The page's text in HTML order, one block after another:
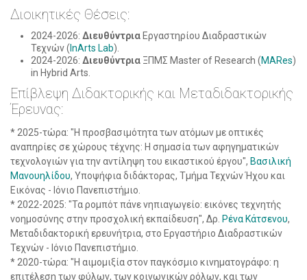
Διοικητικές Θέσεις:
2024-2026: Διευθύντρια Εργαστηρίου Διαδραστικών
Τεχνών ( InArts Lab).
2024-2026: Διευθύντρια ΞΠΜΣ Master of Research (MARes)
in Hybrid Arts.
Επίβλεψη Διδακτορικής και Μεταδιδακτορικής
Έρευνας:
* 2025-τώρα: "Η προσβασιμότητα των ατόμων με οπτικές
αναπηρίες σε χώρους τέχνης: Η σημασία των αφηγηματικών
τεχνολογιών για την αντίληψη του εικαστικού έργου", Βασιλική
Μανουηλίδου, Υποψήφια διδάκτορας, Τμήμα Τεχνών Ήχου και
Εικόνας - Ιόνιο Πανεπιστήμιο.
* 2022-2025: "Τα ρομπότ πάνε νηπιαγωγείο: εικόνες τεχνητής
νοημοσύνης στην προσχολική εκπαίδευση", Δρ. Ρένα Κάτσενου,
Μεταδιδακτορική ερευνήτρια, στο Εργαστήριο Διαδραστικών
Τεχνών - Ιόνιο Πανεπιστήμιο.
* 2020-τώρα: "Η αιμομιξία στον παγκόσμιο κινηματογράφο: η
επιτέλεση των φύλων, των κοινωνικών ρόλων, και των